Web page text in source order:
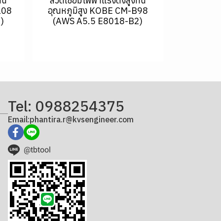
อุณหภูมิสูง KOBE CM-B98
(AWS A5.5 E8018-B2)
Tel: 0988254375
Email:phantira.r@kvsengineer.com
@tbtool